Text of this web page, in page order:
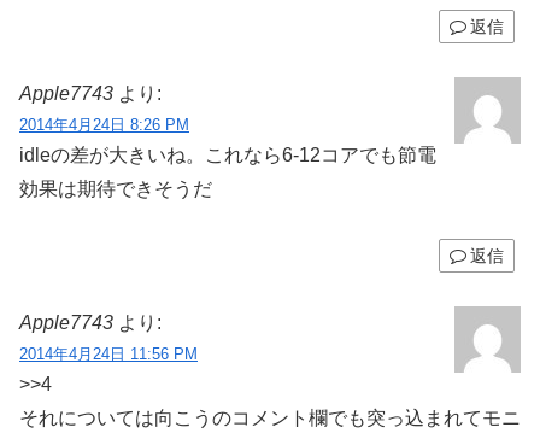
返信
Apple7743 より:
2014年4月24日 8:26 PM
idleの差が大きいね。これなら6-12コアでも節電
効果は期待できそうだ
返信
Apple7743 より:
2014年4月24日 11:56 PM
>>4
それについては向こうのコメント欄でも突っ込まれてモニ